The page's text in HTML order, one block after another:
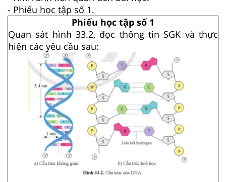
- Phiếu học tập số 1.
Phiếu học tập số 1
Quan sát hình 33.2, đọc thông tin SGK và thực
hiện các yêu cầu sau: